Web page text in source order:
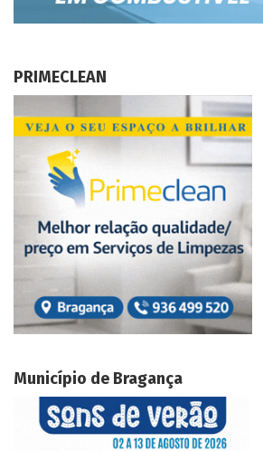
PRIMECLEAN
Município de Bragança